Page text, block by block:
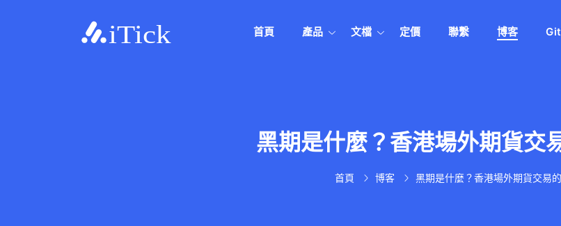
首頁 產品 文檔 定價 聯繫 博客
黑期是什麼？香港場外期貨交
首頁 博客 黑期是什麼？香港場外期貨交易